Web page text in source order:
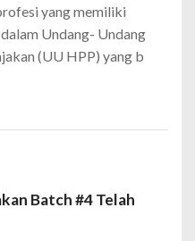
yang memiliki
Undang- Undang
(UU HPP) yang b
Batch #4 Telah